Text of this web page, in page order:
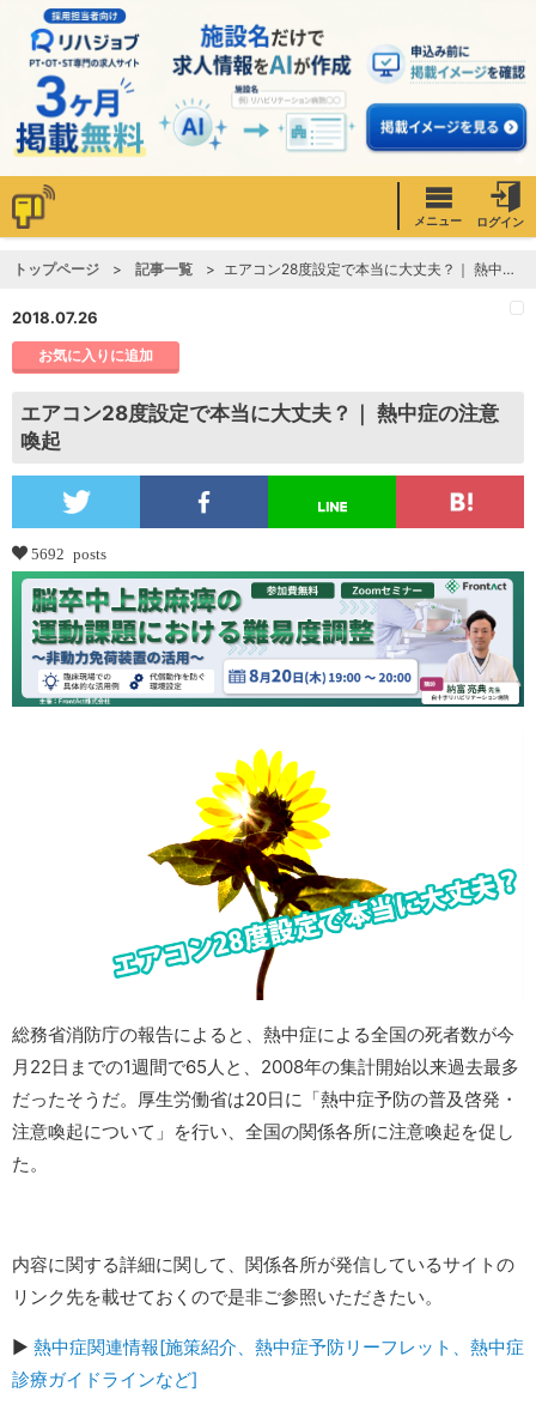
メニュー ログイン
トップページ 記事一覧 エアコン28度設定で本当に大丈夫？｜ 熱中症の注意喚起
2018.07.26
お気に入りに追加
エアコン28度設定で本当に大丈夫？｜ 熱中症の注意
喚起
5692 posts
総務省消防庁の報告によると、熱中症による全国の死者数が今
月22日までの1週間で65人と、2008年の集計開始以来過去最多
だったそうだ。厚生労働省は20日に「熱中症予防の普及啓発・
注意喚起について」を行い、全国の関係各所に注意喚起を促し
た。
内容に関する詳細に関して、関係各所が発信しているサイトの
リンク先を載せておくので是非ご参照いただきたい。
▶︎ 熱中症関連情報[施策紹介、熱中症予防リーフレット、熱中症
診療ガイドラインなど]